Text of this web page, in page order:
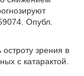
Опубл.
зрения в
с катарактой.